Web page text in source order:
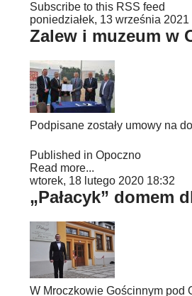
Subscribe to this RSS feed
poniedziałek, 13 września 2021
Zalew i muzeum w
Podpisane zostały umowy na
Published in Opoczno
Read more...
wtorek, 18 lutego 2020 18:32
„Pałacyk” domem
W Mroczkowie Gościnnym pod